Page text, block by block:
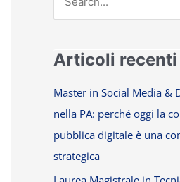
c
a
:
Articoli recenti
Master in Social Media &
nella PA: perché oggi la
pubblica digitale è una
strategica